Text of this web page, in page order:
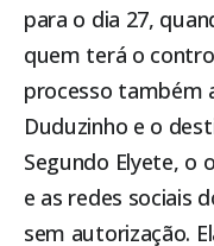
para o dia 27,
quem terá o
processo também
Duduzinho e o
Segundo Elyete, o
e as redes sociais
sem autorização.